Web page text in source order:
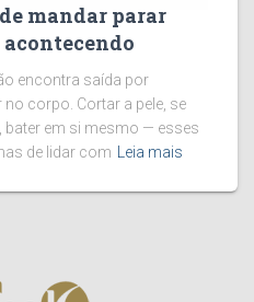
mandar parar
acontecendo
encontra saída por
corpo. Cortar a pele, se
bater em si mesmo — esses
de lidar com
Leia mais